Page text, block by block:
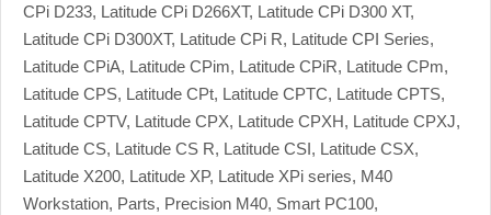
CPi D233, Latitude CPi D266XT, Latitude CPi D300 XT,
Latitude CPi D300XT, Latitude CPi R, Latitude CPI Series,
Latitude CPiA, Latitude CPim, Latitude CPiR, Latitude CPm,
Latitude CPS, Latitude CPt, Latitude CPTC, Latitude CPTS,
Latitude CPTV, Latitude CPX, Latitude CPXH, Latitude CPXJ,
Latitude CS, Latitude CS R, Latitude CSI, Latitude CSX,
Latitude X200, Latitude XP, Latitude XPi series, M40
Workstation, Parts, Precision M40, Smart PC100,